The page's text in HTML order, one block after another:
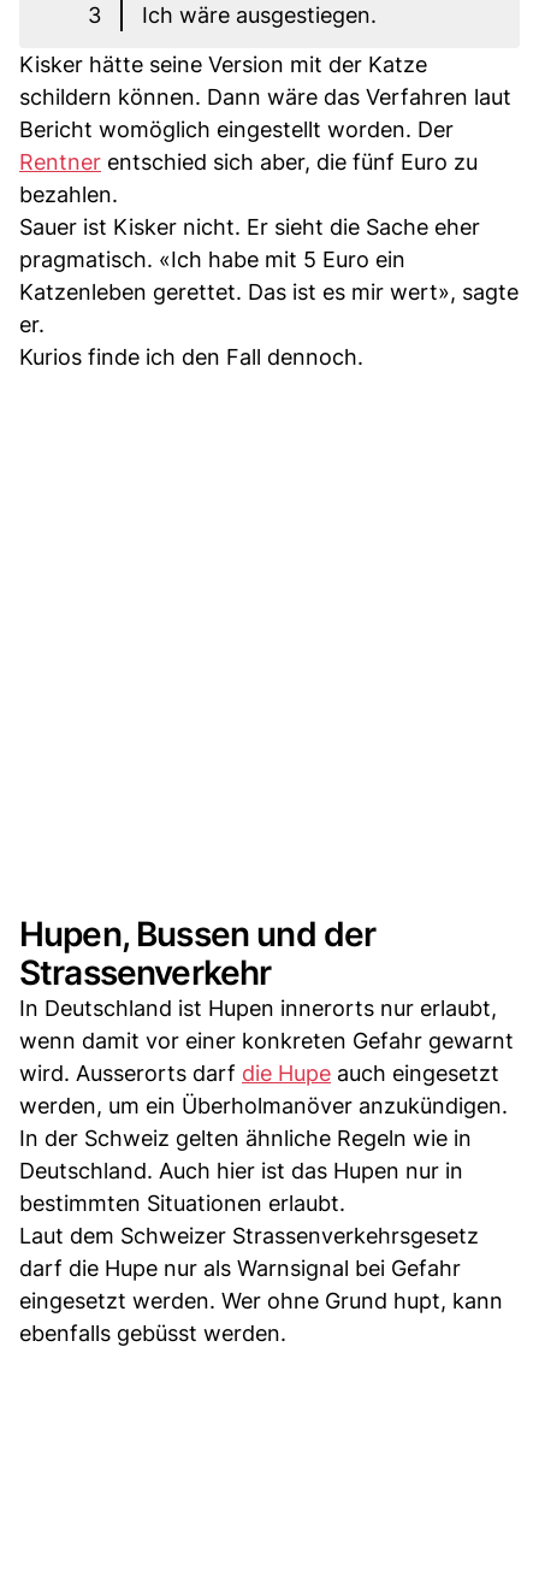
3
Ich wäre ausgestiegen.
Kisker hätte seine Version mit der Katze
schildern können. Dann wäre das Verfahren laut
Bericht womöglich eingestellt worden. Der
Rentner entschied sich aber, die fünf Euro zu
bezahlen.
Sauer ist Kisker nicht. Er sieht die Sache eher
pragmatisch. «Ich habe mit 5 Euro ein
Katzenleben gerettet. Das ist es mir wert», sagte
er.
Kurios finde ich den Fall dennoch.
Hupen, Bussen und der
Strassenverkehr
In Deutschland ist Hupen innerorts nur erlaubt,
wenn damit vor einer konkreten Gefahr gewarnt
wird. Ausserorts darf die Hupe auch eingesetzt
werden, um ein Überholmanöver anzukündigen.
In der Schweiz gelten ähnliche Regeln wie in
Deutschland. Auch hier ist das Hupen nur in
bestimmten Situationen erlaubt.
Laut dem Schweizer Strassenverkehrsgesetz
darf die Hupe nur als Warnsignal bei Gefahr
eingesetzt werden. Wer ohne Grund hupt, kann
ebenfalls gebüsst werden.